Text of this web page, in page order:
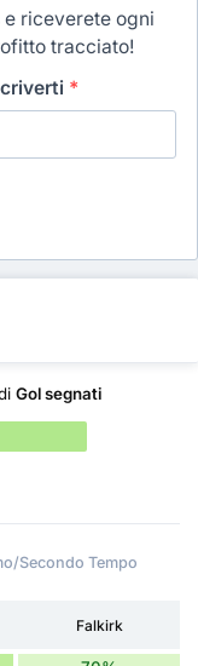
riceverete ogni
tracciato!
*
Gol segnati
Secondo Tempo
Falkirk